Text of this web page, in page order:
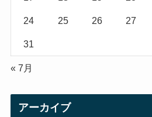
24 25 26 27
31
« 7月
アーカイブ